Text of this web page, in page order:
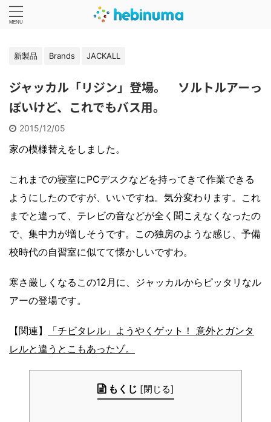
新製品 Brands JACKALL
ジャッカル「リジン」登場。 ソルトルアーっ
ぽいけど、これでもバス用。
2015/12/05
家の模様替えをしました。
これまでの寝室にPCデスクなどを持ってきて作業できる
ようにしたのですが、いいですね。気分変わります。これ
までと違って、テレビの音などが全く聞こえなくなったの
で、集中力が増しそうです。この独房のような感じ、予備
校時代の自習室に似てて懐かしいですわ。
寒さ厳しくなるこの12月に、ジャッカルからピッタリなル
アーの登場です。
【関連】
「チビタレル」ようやくゲット！ 意外とガンタ
レルと違うとこもあったゾ。
もくじ [閉じる]